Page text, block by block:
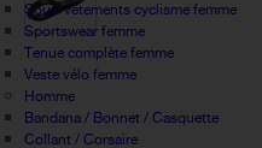
Sous-vêtements cyclisme femme
Sportswear femme
Tenue complète femme
Veste vélo femme
Homme
Bandana / Bonnet / Casquette
Collant / Corsaire